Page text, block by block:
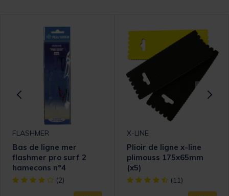
Rating
FLASHMER
Bas de ligne mer
flashmer pro surf 2
hamecons n°4
[object Object] out of 5 Customer Rating
(2)
X-LINE
Plioir de ligne x-line
plimouss 175x65mm
(x5)
[object Object] out of 5
(11)